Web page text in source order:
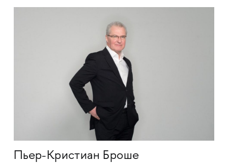
Пьер-Кристиан Броше